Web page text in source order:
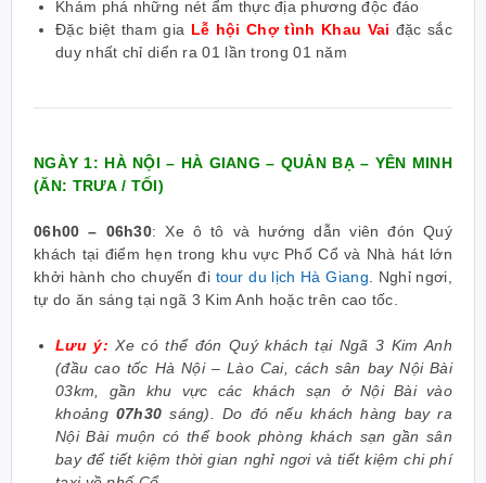
Khám phá những nét ẩm thực địa phương độc đáo
Đặc biệt tham gia Lễ hội Chợ tình Khau Vai đặc sắc
duy nhất chỉ diển ra 01 lần trong 01 năm
NGÀY 1: HÀ NỘI – HÀ GIANG – QUẢN BẠ – YÊN MINH
(ĂN: TRƯA / TỐI)
06h00 – 06h30: Xe ô tô và hướng dẫn viên đón Quý
khách tại điểm hẹn trong khu vực Phố Cổ và Nhà hát lớn
khởi hành cho chuyến đi tour du lịch Hà Giang. Nghỉ ngơi,
tự do ăn sáng tại ngã 3 Kim Anh hoặc trên cao tốc.
Lưu ý: Xe có thể đón Quý khách tại Ngã 3 Kim Anh
(đầu cao tốc Hà Nội – Lào Cai, cách sân bay Nội Bài
03km, gần khu vực các khách sạn ở Nội Bài vào
khoảng 07h30sáng). Do đó nếu khách hàng bay ra
Nội Bài muộn có thể book phòng khách sạn gần sân
bay để tiết kiệm thời gian nghỉ ngơi và tiết kiệm chi phí